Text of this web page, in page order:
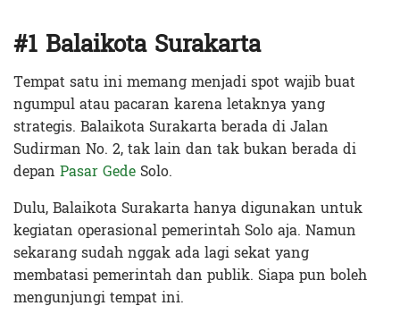
#1 Balaikota Surakarta
Tempat satu ini memang menjadi spot wajib buat
ngumpul atau pacaran karena letaknya yang
strategis. Balaikota Surakarta berada di Jalan
Sudirman No. 2, tak lain dan tak bukan berada di
depan Pasar Gede Solo.
Dulu, Balaikota Surakarta hanya digunakan untuk
kegiatan operasional pemerintah Solo aja. Namun
sekarang sudah nggak ada lagi sekat yang
membatasi pemerintah dan publik. Siapa pun boleh
mengunjungi tempat ini.